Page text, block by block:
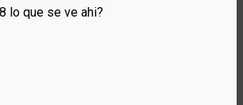
lo que se ve ahi?